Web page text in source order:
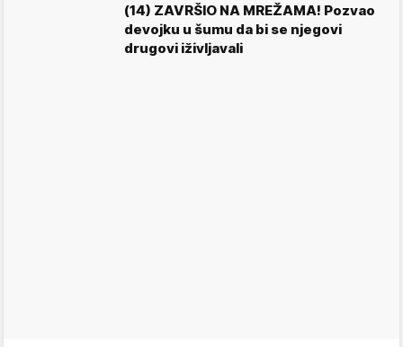
(14) ZAVRŠIO NA MREŽAMA! Pozvao
devojku u šumu da bi se njegovi
drugovi iživljavali